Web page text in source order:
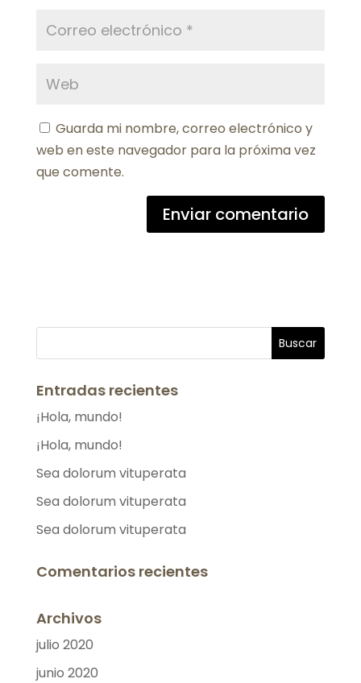
Guarda mi nombre, correo electrónico y
web en este navegador para la próxima vez
que comente.
Entradas recientes
¡Hola, mundo!
¡Hola, mundo!
Sea dolorum vituperata
Sea dolorum vituperata
Sea dolorum vituperata
Comentarios recientes
Archivos
julio 2020
junio 2020